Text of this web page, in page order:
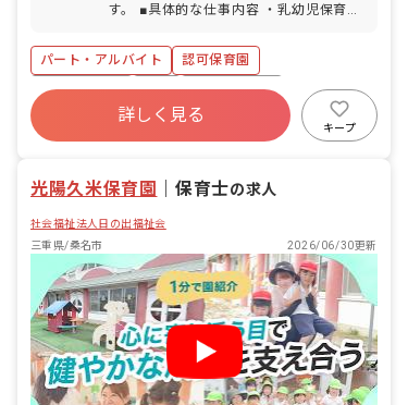
す。 ■具体的な仕事内容 ・乳幼児保育全
パート・アルバイト
認可保育園
社会保険完備
有給
福利厚生充実
残業少なめ
昇給昇進あり
詳しく見る
キープ
光陽久米保育園 ｜保育士の求人
社会福祉法人日の出福祉会
三重県/桑名市
2026/06/30更新